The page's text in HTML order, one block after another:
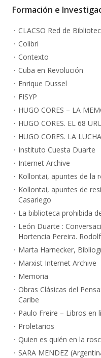
Formación e
CLACSO Red de
Colibri
Contexto
Cuba en Revolución
Enrique Dussel
FISYP
HUGO CORES – LA
HUGO CORES. EL 68
HUGO CORES. LA
Instituto Cuesta Duarte
Internet Archive
Kollontai, apuntes de la
Kollontai, apuntes de
Casariego
La biblioteca prohibida
León Duarte :
Hortencia Pereira.
Marta Harnecker,
Marxist Internet Archive
Memoria
Obras Clásicas del
Caribe
Paulo Freire – Libros en
Proletarios
Quien es quién en la
SARA MENDEZ